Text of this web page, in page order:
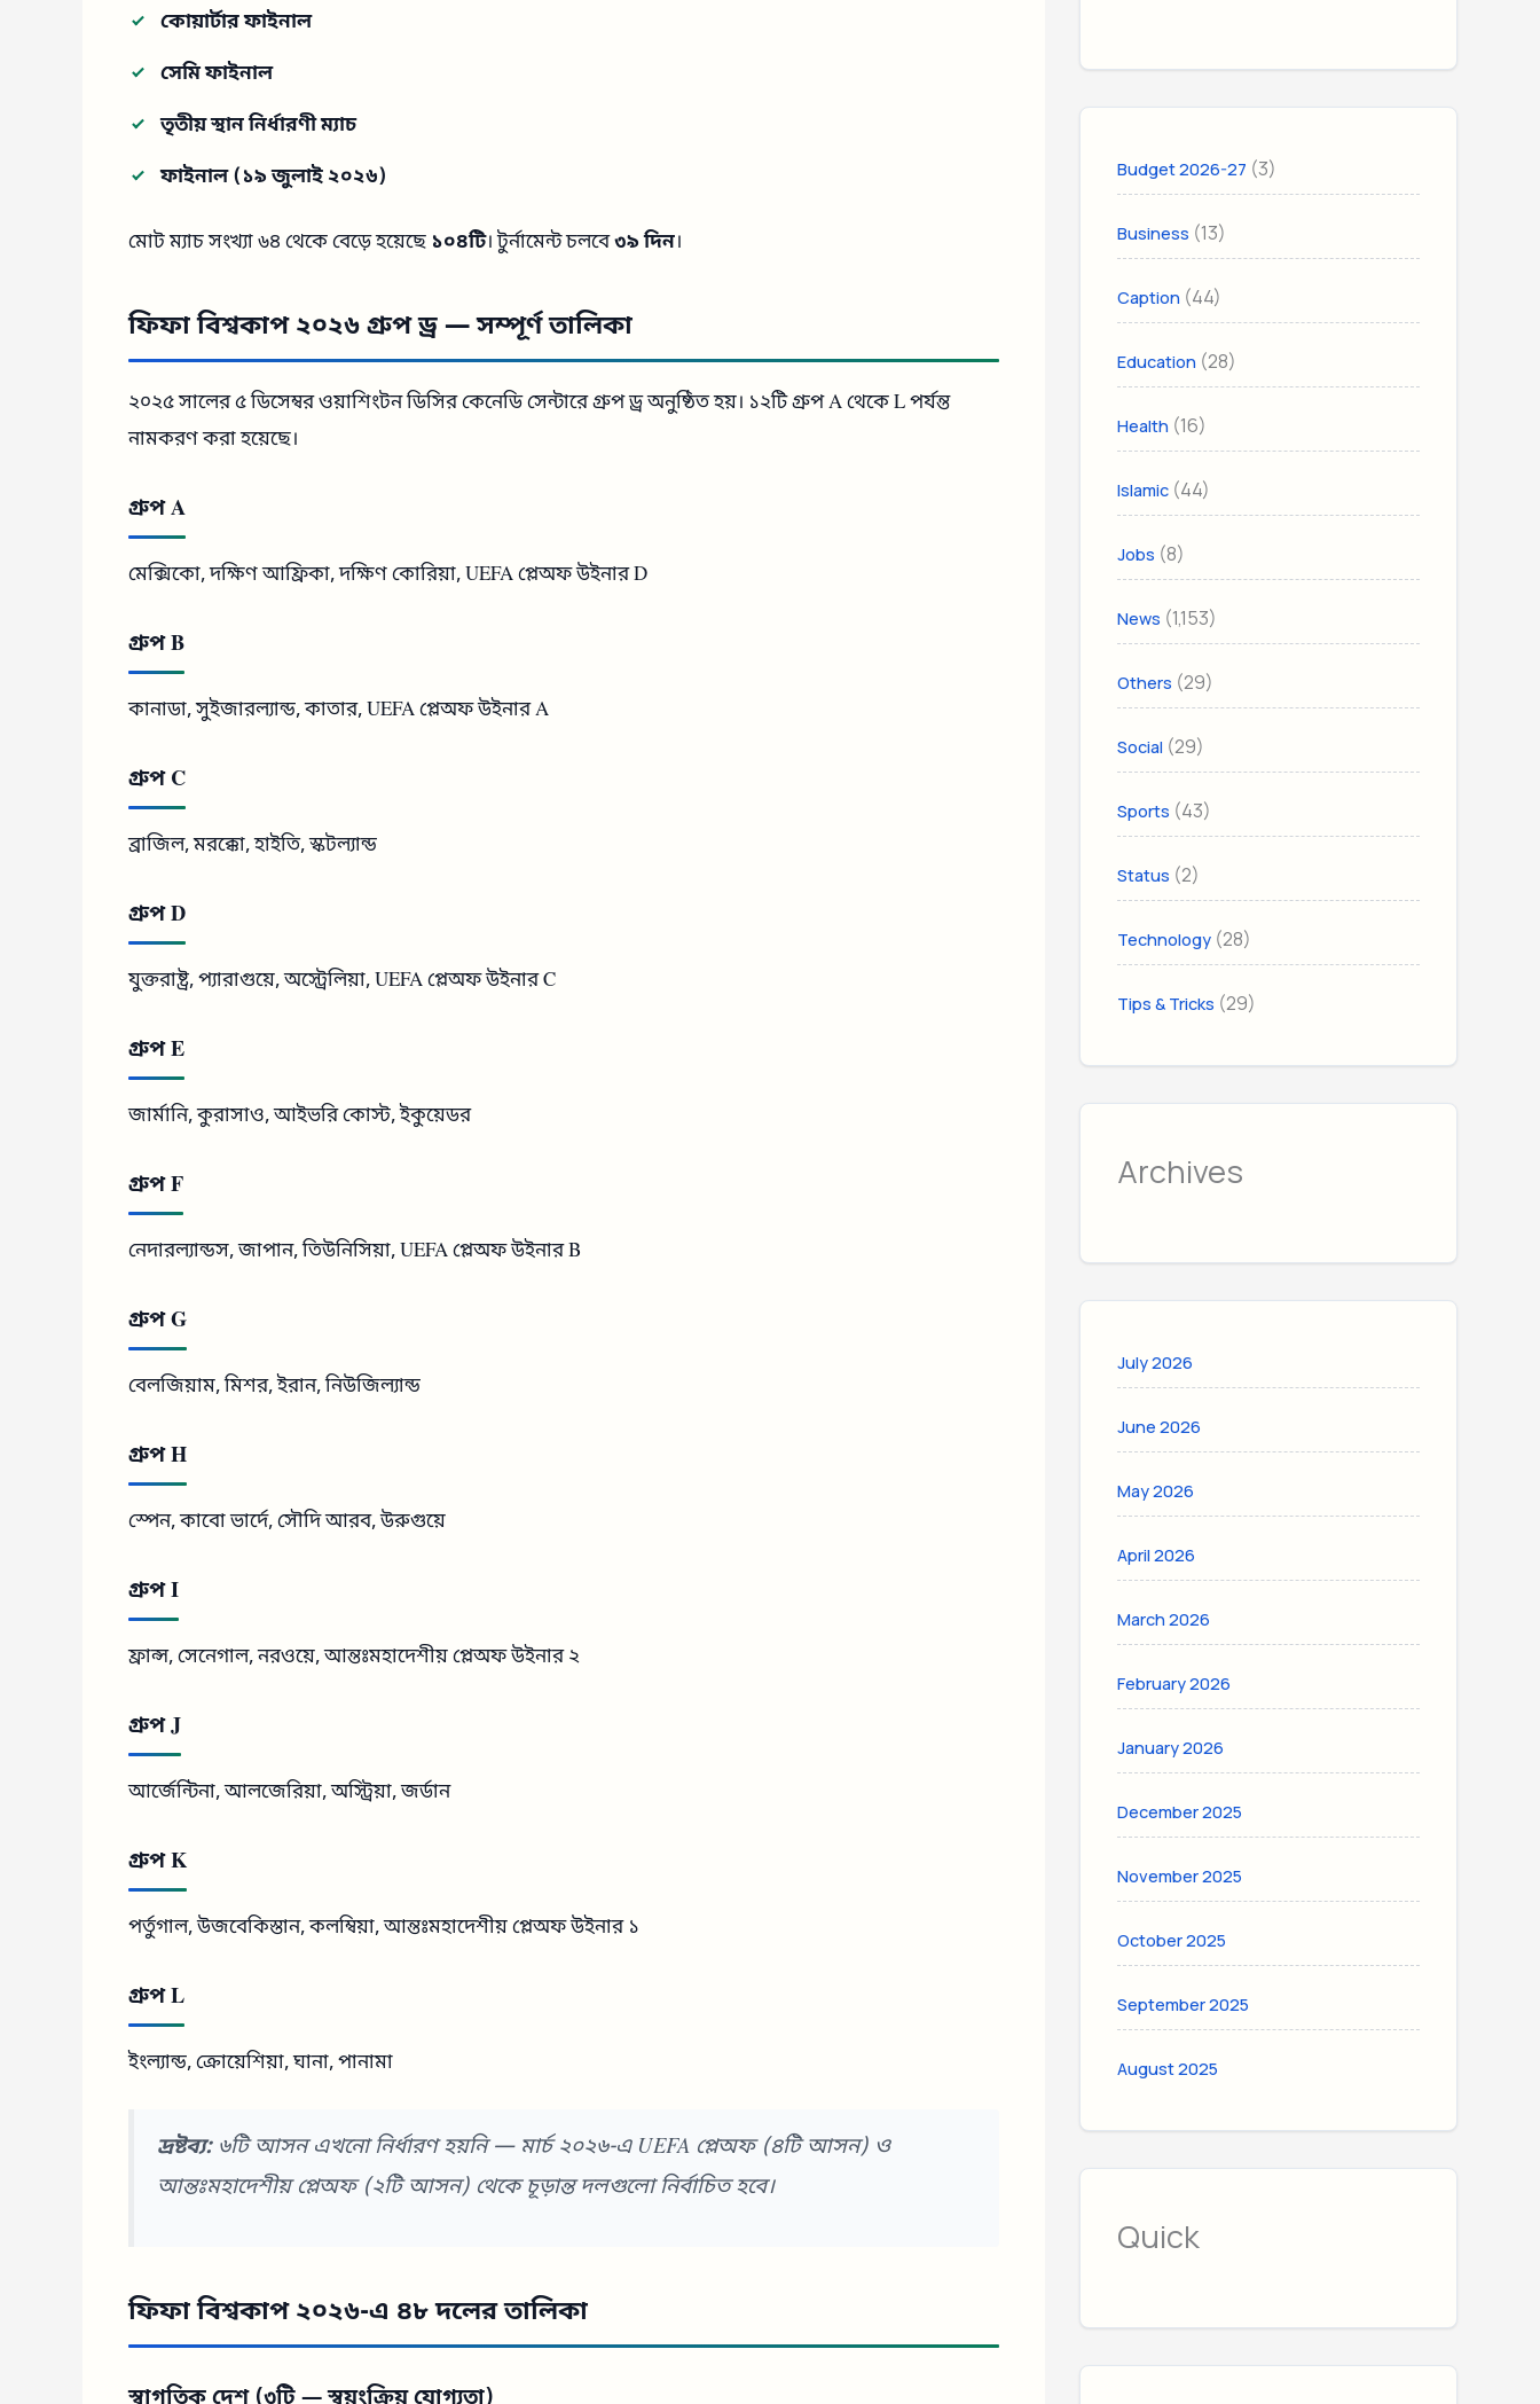
কোয়ার্টার ফাইনাল
সেমি ফাইনাল
তৃতীয় স্থান নির্ধারণী ম্যাচ
ফাইনাল (১৯ জুলাই ২০২৬)
মোট ম্যাচ সংখ্যা ৬৪ থেকে বেড়ে হয়েছে ১০৪টি। টুর্নামেন্ট চলবে৩৯ দিন।
ফিফা বিশ্বকাপ ২০২৬ গ্রুপ ড্র — সম্পূর্ণ তালিকা
২০২৫ সালের ৫ ডিসেম্বর ওয়াশিংটন ডিসির কেনেডি সেন্টারে গ্রুপ ড্র অনুষ্ঠিত হয়। ১২টি গ্রুপ A থেকে L পর্যন্ত
নামকরণ করা হয়েছে।
গ্রুপ A
মেক্সিকো, দক্ষিণ আফ্রিকা, দক্ষিণ কোরিয়া, UEFA প্লেঅফ উইনার D
গ্রুপ B
কানাডা, সুইজারল্যান্ড, কাতার, UEFA প্লেঅফ উইনার A
গ্রুপ C
ব্রাজিল, মরক্কো, হাইতি, স্কটল্যান্ড
গ্রুপ D
যুক্তরাষ্ট্র, প্যারাগুয়ে, অস্ট্রেলিয়া, UEFA প্লেঅফ উইনার C
গ্রুপ E
জার্মানি, কুরাসাও, আইভরি কোস্ট, ইকুয়েডর
গ্রুপ F
নেদারল্যান্ডস, জাপান, তিউনিসিয়া, UEFA প্লেঅফ উইনার B
গ্রুপ G
বেলজিয়াম, মিশর, ইরান, নিউজিল্যান্ড
গ্রুপ H
স্পেন, কাবো ভার্দে, সৌদি আরব, উরুগুয়ে
গ্রুপ I
ফ্রান্স, সেনেগাল, নরওয়ে, আন্তঃমহাদেশীয় প্লেঅফ উইনার ২
গ্রুপ J
আর্জেন্টিনা, আলজেরিয়া, অস্ট্রিয়া, জর্ডান
গ্রুপ K
পর্তুগাল, উজবেকিস্তান, কলম্বিয়া, আন্তঃমহাদেশীয় প্লেঅফ উইনার ১
গ্রুপ L
ইংল্যান্ড, ক্রোয়েশিয়া, ঘানা, পানামা
দ্রষ্টব্য:৬টি আসন এখনো নির্ধারণ হয়নি — মার্চ ২০২৬-এ UEFA প্লেঅফ (৪টি আসন) ও
আন্তঃমহাদেশীয় প্লেঅফ (২টি আসন) থেকে চূড়ান্ত দলগুলো নির্বাচিত হবে।
ফিফা বিশ্বকাপ ২০২৬-এ ৪৮ দলের তালিকা
Budget 2026-27 (3)
Business (13)
Caption (44)
Education (28)
Health (16)
Islamic (44)
Jobs (8)
News (1,153)
Others (29)
Social (29)
Sports (43)
Status (2)
Technology (28)
Tips & Tricks (29)
Archives
July 2026
June 2026
May 2026
April 2026
March 2026
February 2026
January 2026
December 2025
November 2025
October 2025
September 2025
August 2025
Quick